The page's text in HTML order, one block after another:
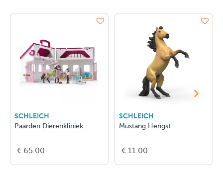
SCHLEICH
Paarden Dierenkliniek
€ 65.00
SCHLEICH
Mustang Hengst
€ 11.00